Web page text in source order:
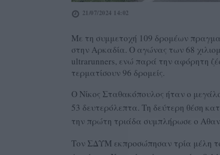
21/07/2024 14:02
Με τη συμμετοχή 109 δρομέων
στην Αρκαδία. Ο αγώνας των 68
ultrarunners, ενώ παρά την αφόρητη
τερματίσουν 96 δρομείς.
Ο Νίκος Σταθακόπουλος ήταν ο
53 δευτερόλεπτα. Τη δεύτερη θέση
την πρώτη τριάδα συμπλήρωσε ο
Τον ΣΔΥΜ εκπροσώπησαν τρία μέλη